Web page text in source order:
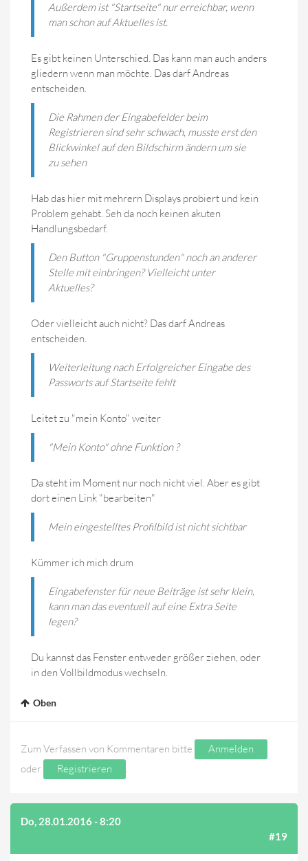
Außerdem ist "Startseite" nur erreichbar, wenn
man schon auf Aktuelles ist.
Es gibt keinen Unterschied. Das kann man auch anders
gliedern wenn man möchte. Das darf Andreas
entscheiden.
Die Rahmen der Eingabefelder beim
Registrieren sind sehr schwach, musste erst den
Blickwinkel auf den Bildschirm ändern um sie
zu sehen
Hab das hier mit mehrern Displays probiert und kein
Problem gehabt. Seh da noch keinen akuten
Handlungsbedarf.
Den Button "Gruppenstunden" noch an anderer
Stelle mit einbringen? Vielleicht unter
Aktuelles?
Oder vielleicht auch nicht? Das darf Andreas
entscheiden.
Weiterleitung nach Erfolgreicher Eingabe des
Passworts auf Startseite fehlt
Leitet zu "mein Konto" weiter
"Mein Konto" ohne Funktion ?
Da steht im Moment nur noch nicht viel. Aber es gibt
dort einen Link "bearbeiten"
Mein eingestelltes Profilbild ist nicht sichtbar
Kümmer ich mich drum
Eingabefenster für neue Beiträge ist sehr klein,
kann man das eventuell auf eine Extra Seite
legen?
Du kannst das Fenster entweder größer ziehen, oder
in den Vollbildmodus wechseln.
Oben
Zum Verfassen von Kommentaren bitte
Anmelden
oder
Registrieren .
Do, 28.01.2016 - 8:20
#19